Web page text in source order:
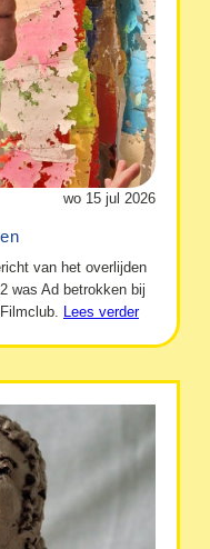
wo 15 jul 2026
van het overlijden
was Ad betrokken bij
Lees verder